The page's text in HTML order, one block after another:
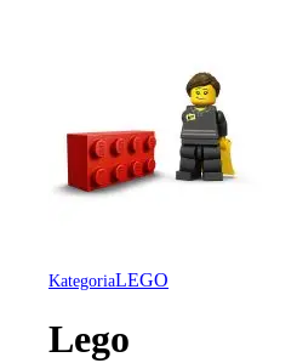
KategoriaLEGO
Lego